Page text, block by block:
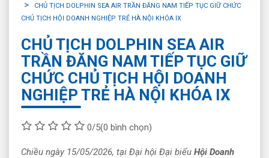
CHỦ TỊCH DOLPHIN SEA AIR TRẦN ĐĂNG NAM TIẾP TỤC GIỮ CHỨC
CHỦ TỊCH HỘI DOANH NGHIỆP TRẺ HÀ NỘI KHÓA IX
CHỦ TỊCH DOLPHIN SEA AIR
TRẦN ĐĂNG NAM TIẾP TỤC GIỮ
CHỨC CHỦ TỊCH HỘI DOANH
NGHIỆP TRẺ HÀ NỘI KHÓA IX
0/5(0 bình chọn)
Chiều ngày 15/05/2026, tại Đại hội Đại biểu Hội Doanh